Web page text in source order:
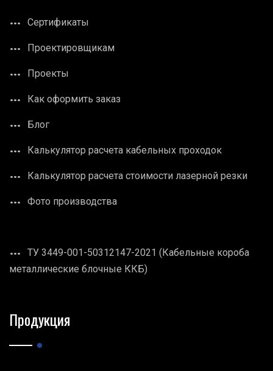
Сертификаты
Проектировщикам
Проекты
Как оформить заказ
Блог
Калькулятор расчета кабельных проходок
Калькулятор расчета стоимости лазерной резки
Фото производства
ТУ 3449-001-50312147-2021 (Кабельные короба
металлические блочные ККБ)
Продукция